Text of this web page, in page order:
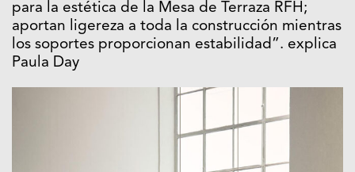
para la estética de la Mesa de Terraza RFH;
aportan ligereza a toda la construcción mientras
los soportes proporcionan estabilidad”. explica
Paula Day